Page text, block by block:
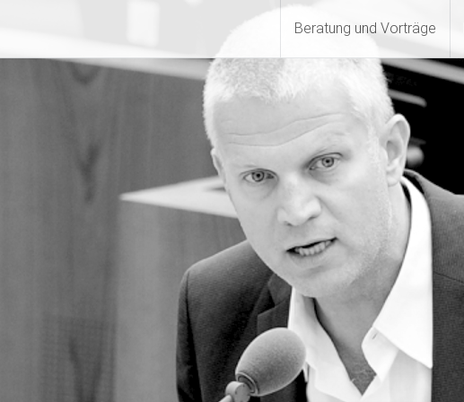
Beratung und Vorträge